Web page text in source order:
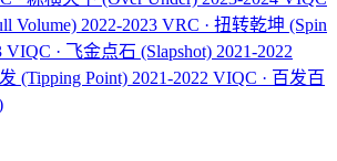
Volume) 2022-2023 VRC · 扭转乾坤 (Spin
VIQC · 飞金点石 (Slapshot) 2021-2022
(Tipping Point) 2021-2022 VIQC · 百发百